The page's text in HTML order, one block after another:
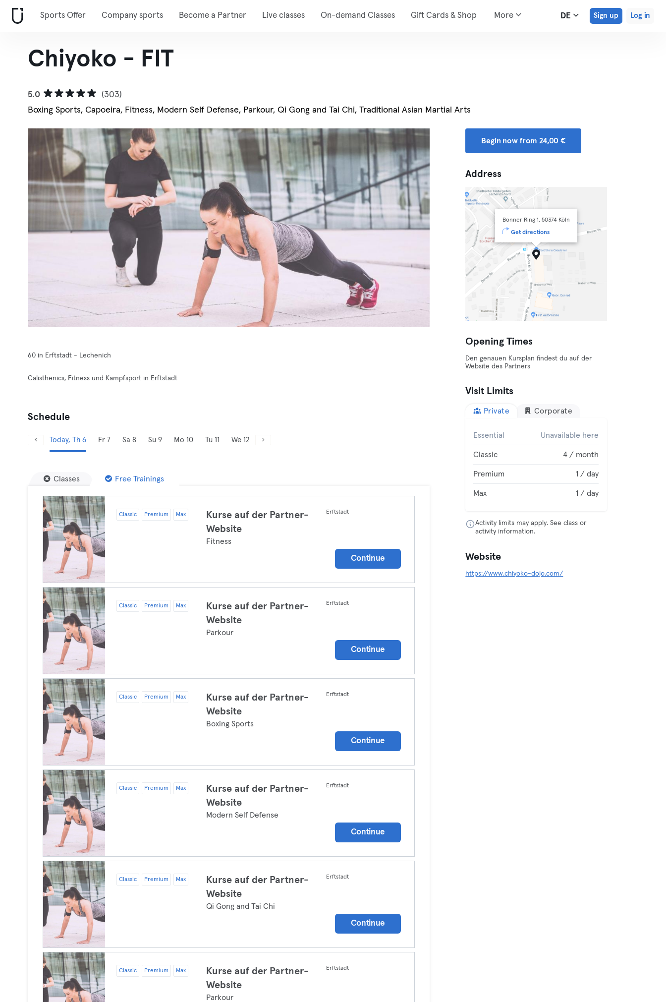
Sports Offer Company sports Become a Partner Live classes On-demand Classes Gift Cards & Shop More DE Sign up Log in
Chiyoko - FIT
5.0
(303)
Boxing Sports, Capoeira, Fitness, Modern Self Defense, Parkour, Qi Gong and Tai Chi, Traditional Asian Martial Arts
60 in Erftstadt - Lechenich
Calisthenics, Fitness und Kampfsport in Erftstadt
Schedule
Today, Th 6 Fr 7 Sa 8 Su 9 Mo 10 Tu 11 We 12
Classes Free Trainings
Classic Premium Max
Kurse auf der Partner-
Website
Fitness
Erftstadt
Continue
Classic Premium Max
Kurse auf der Partner-
Website
Parkour
Erftstadt
Continue
Classic Premium Max
Kurse auf der Partner-
Website
Boxing Sports
Erftstadt
Continue
Classic Premium Max
Kurse auf der Partner-
Website
Modern Self Defense
Erftstadt
Continue
Classic Premium Max
Kurse auf der Partner-
Website
Qi Gong and Tai Chi
Erftstadt
Continue
Classic Premium Max
Kurse auf der Partner-
Website
Parkour
Erftstadt
Begin now from 24,00 €
Address
Bonner Ring 1, 50374 Köln
Get directions
Opening Times
Den genauen Kursplan findest du auf der
Website des Partners
Visit Limits
Private Corporate
Essential Unavailable here
Classic 4 / month
Premium 1 / day
Max 1 / day
Activity limits may apply. See class or
activity information.
Website
https://www.chiyoko-dojo.com/